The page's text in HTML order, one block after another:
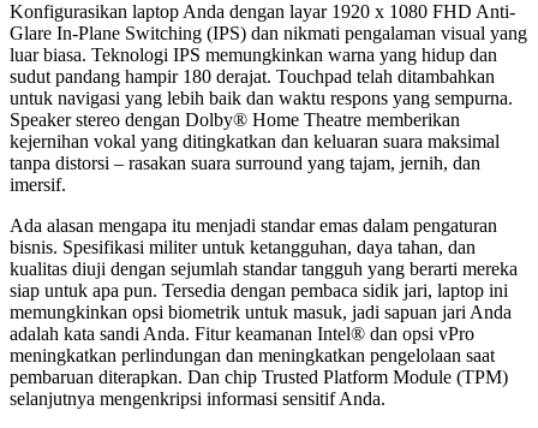
Konfigurasikan laptop Anda dengan layar 1920 x 1080 FHD Anti-
Glare In-Plane Switching (IPS) dan nikmati pengalaman visual yang
luar biasa. Teknologi IPS memungkinkan warna yang hidup dan
sudut pandang hampir 180 derajat. Touchpad telah ditambahkan
untuk navigasi yang lebih baik dan waktu respons yang sempurna.
Speaker stereo dengan Dolby® Home Theatre memberikan
kejernihan vokal yang ditingkatkan dan keluaran suara maksimal
tanpa distorsi – rasakan suara surround yang tajam, jernih, dan
imersif.
Ada alasan mengapa itu menjadi standar emas dalam pengaturan
bisnis. Spesifikasi militer untuk ketangguhan, daya tahan, dan
kualitas diuji dengan sejumlah standar tangguh yang berarti mereka
siap untuk apa pun. Tersedia dengan pembaca sidik jari, laptop ini
memungkinkan opsi biometrik untuk masuk, jadi sapuan jari Anda
adalah kata sandi Anda. Fitur keamanan Intel® dan opsi vPro
meningkatkan perlindungan dan meningkatkan pengelolaan saat
pembaruan diterapkan. Dan chip Trusted Platform Module (TPM)
selanjutnya mengenkripsi informasi sensitif Anda.